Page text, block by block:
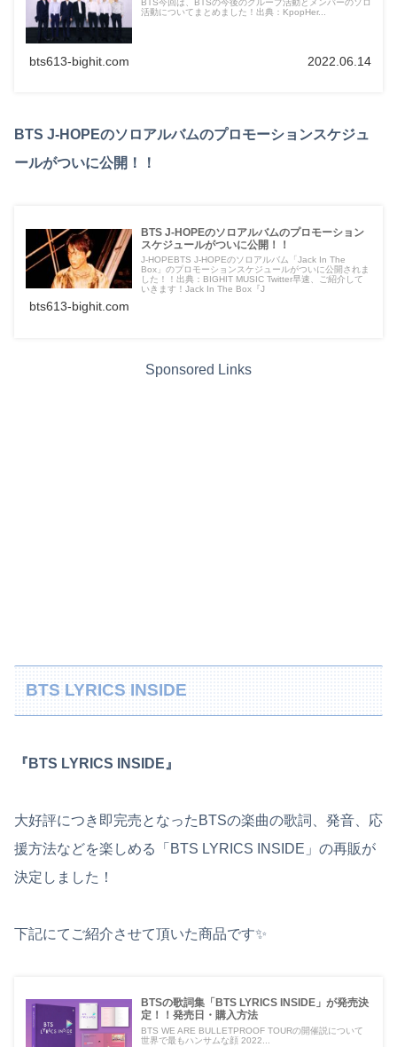
BTS今回は、BTSの今後のグループ活動とメンバーのソロ
活動についてまとめました！出典：KpopHer...
bts613-bighit.com 2022.06.14
BTS J-HOPEのソロアルバムのプロモーションスケジュ
ールがついに公開！！
BTS J-HOPEのソロアルバムのプロモーション
スケジュールがついに公開！！
J-HOPEBTS J-HOPEのソロアルバム「Jack In The
Box」のプロモーションスケジュールがついに公開されま
した！！出典：BIGHIT MUSIC Twitter早速、ご紹介して
いきます！Jack In The Box『J
bts613-bighit.com
Sponsored Links
BTS LYRICS INSIDE
『BTS LYRICS INSIDE』
大好評につき即完売となったBTSの楽曲の歌詞、発音、応
援方法などを楽しめる「BTS LYRICS INSIDE」の再販が
決定しました！
下記にてご紹介させて頂いた商品です✨
BTSの歌詞集「BTS LYRICS INSIDE」が発売決
定！！発売日・購入方法
BTS WE ARE BULLETPROOF TOURの開催説について
世界で最もハンサムな顔 2022...